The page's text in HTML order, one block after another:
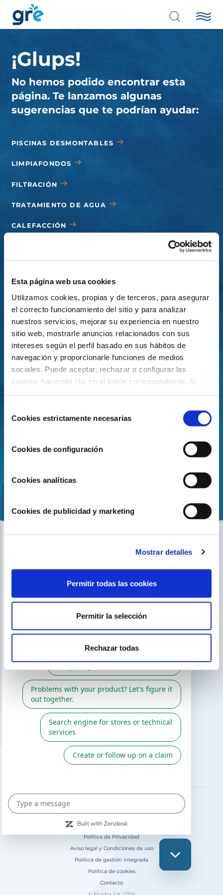
Esta página web usa cookies
Utilizamos cookies, propias y de terceros, para asegurar
el correcto funcionamiento del sitio y para analizar
nuestros servicios, mejorar su experiencia en nuestro
sitio web, mostrarle anuncios relacionados con sus
intereses según el perfil basado en sus hábitos de
navegación y proporcionarle funciones de medios
sociales. Puede aceptar, rechazar o configurar las
cookies haciendo clic en el botón correspondiente. Si
footer de este sitio web.
deCookies estrictamente necesarias
Cookies de configuración
Cookies analíticas
Cookies de publicidad y marketing
Mostrar detalles
Permitir todas las cookies
Permitir la selección
Rechazar todas
¡Glups!
No hemos podido encontrar esta
página. Te lanzamos algunas
sugerencias que te podrían ayudar:
PISCINAS DESMONTABLES
LIMPIAFONDOS
FILTRACIÓN
TRATAMIENTO DE AGUA
CALEFACCIÓN
Encuentra nuestro distribuidor más cercano
TE PUEDE INTERESAR
El blog de Gre
Buscar instalador
Servicio de postventa
Catálogo Gre / Zodiac
SÍGUENOS EN
Política de Privacidad
Aviso legal y Condiciones de uso
Política de gestión integrada
Política de cookies
Contacto